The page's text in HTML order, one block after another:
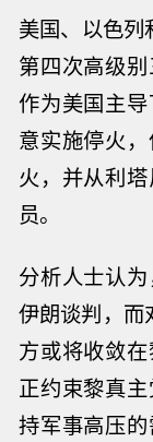
美国、以色
第四次高级
作为美国主
意实施停火
火，并从利
员。
分析人士认
伊朗谈判，而
方或将收敛
正约束黎真
持军事高压